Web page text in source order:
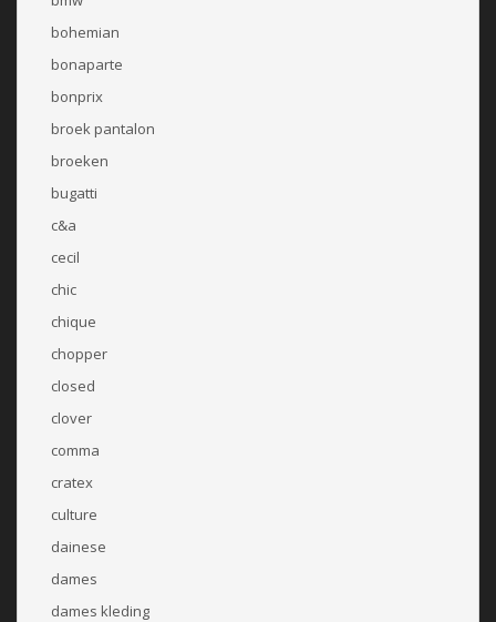
bohemian
bonaparte
bonprix
broek pantalon
broeken
bugatti
c&a
cecil
chic
chique
chopper
closed
clover
comma
cratex
culture
dainese
dames
dames kleding